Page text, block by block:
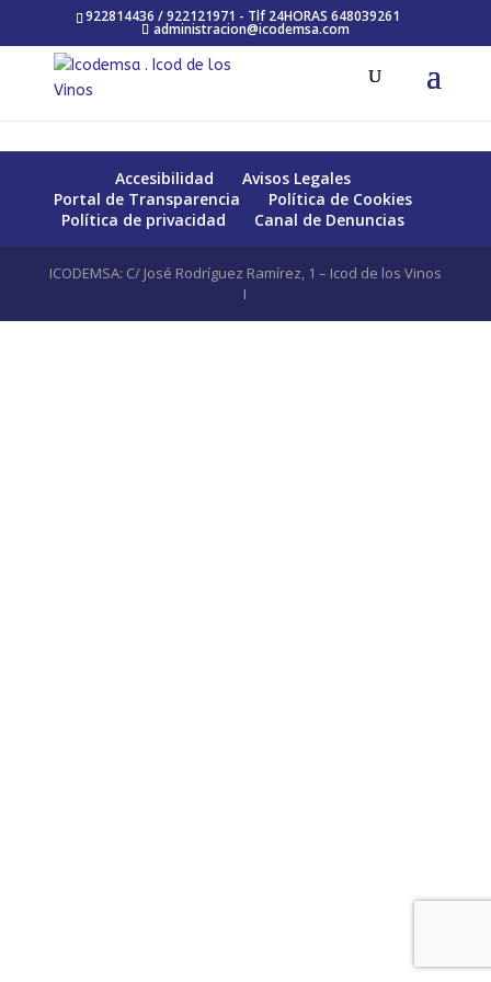
922814436 / 922121971 - Tlf 24HORAS 648039261
administracion@icodemsa.com
Accesibilidad
Avisos Legales
Portal de Transparencia
Política de Cookies
Política de privacidad
Canal de Denuncias
ICODEMSA: C/ José Rodríguez Ramírez, 1 – Icod de los Vinos
I